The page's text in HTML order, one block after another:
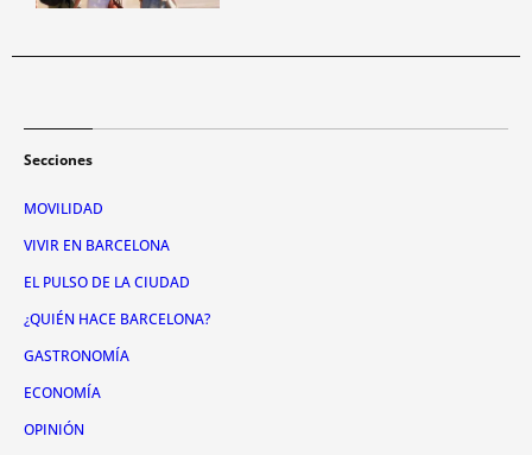
Secciones
MOVILIDAD
VIVIR EN BARCELONA
EL PULSO DE LA CIUDAD
¿QUIÉN HACE BARCELONA?
GASTRONOMÍA
ECONOMÍA
OPINIÓN